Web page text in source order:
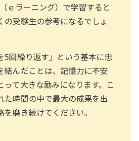
ｅラーニング）で学習すると
の受験生の参考になるでしょ
5回繰り返す」という基本に忠
結んだことは、記憶力に不安
って大きな励みになります。こ
た時間の中で最大の成果を出
磨き続けてください。